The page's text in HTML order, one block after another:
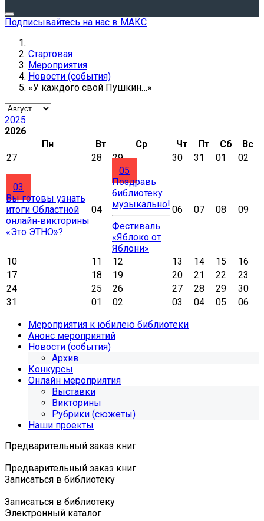
Подписывайтесь на нас в МАКС
Стартовая
Мероприятия
Новости (события)
«У каждого свой Пушкин…»
2025
2026
Пн
Вт Ср Чт Пт Сб
Вс
27
28 29 30 31 01 02
03
Вы готовы узнать
итоги Областной
онлайн‑викторины
«Это ЭТНО»?
04
05
Поздравь
библиотеку
музыкально!
Фестиваль
«Яблоко от
Яблони»
06 07 08 09
10 11 12 13 14 15
16
17
18 19 20 21 22
23
24
25 26 27 28 29
30
31
01 02 03 04 05
06
Мероприятия к юбилею библиотеки
Анонс мероприятий
Новости (события)
Архив
Конкурсы
Онлайн мероприятия
Выставки
Викторины
Рубрики (сюжеты)
Наши проекты
Предварительный заказ книг
Предварительный заказ книг
Записаться в библиотеку
Записаться в библиотеку
Электронный каталог